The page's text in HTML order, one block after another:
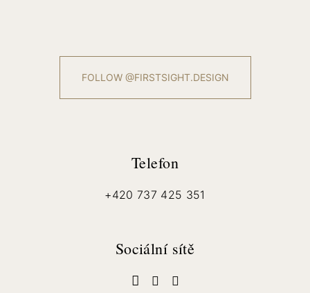
FOLLOW @FIRSTSIGHT.DESIGN
Telefon
+420 737 425 351
Sociální sítě